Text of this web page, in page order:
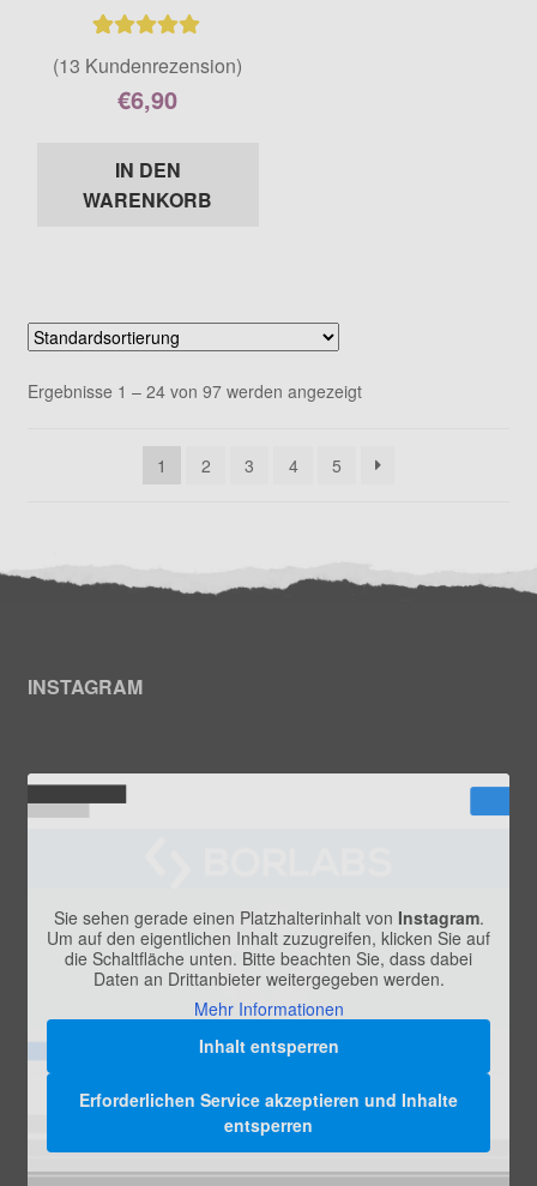
basierend auf
tungen
(13 Kundenrezension)
€6,90
IN DEN
WARENKORB
Ergebnisse 1 – 24 von 97 werden angezeigt
1 2 3 4 5
INSTAGRAM
Sie sehen gerade einen Platzhalterinhalt von Instagram.
Um auf den eigentlichen Inhalt zuzugreifen, klicken Sie auf
die Schaltfläche unten. Bitte beachten Sie, dass dabei
Daten an Drittanbieter weitergegeben werden.
Mehr Informationen
Inhalt entsperren
Erforderlichen Service akzeptieren und Inhalte
entsperren